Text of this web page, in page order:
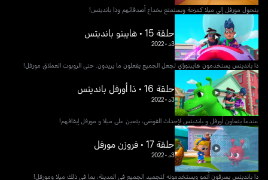
يتحول مورفل إلى ميلا كمزحة ويستمتع بخداع أصدقائهم وذا بانديتس!
حلقة 15 • هايبنو بانديتس
3د •
2022
ذا بانديتس يستخدمون هايبنوراي لجعل الجميع يفعلون ما يريدون. حتى الروبوت العملاق مورفل!
حلقة 16 • ذا أورفل بانديتس
3د •
2022
عندما يتعاون أورفل و بانديتس لإحداث الفوضى، يتعين على ميلا و مورفل إيقافهم!
حلقة 17 • فروزن مورفل
3د •
2022
ذا بانديتس يسرقون أتمو ويستخدمونه لتجميد الجميع في المدينة، بما في ذلك ميلا ومورفل!